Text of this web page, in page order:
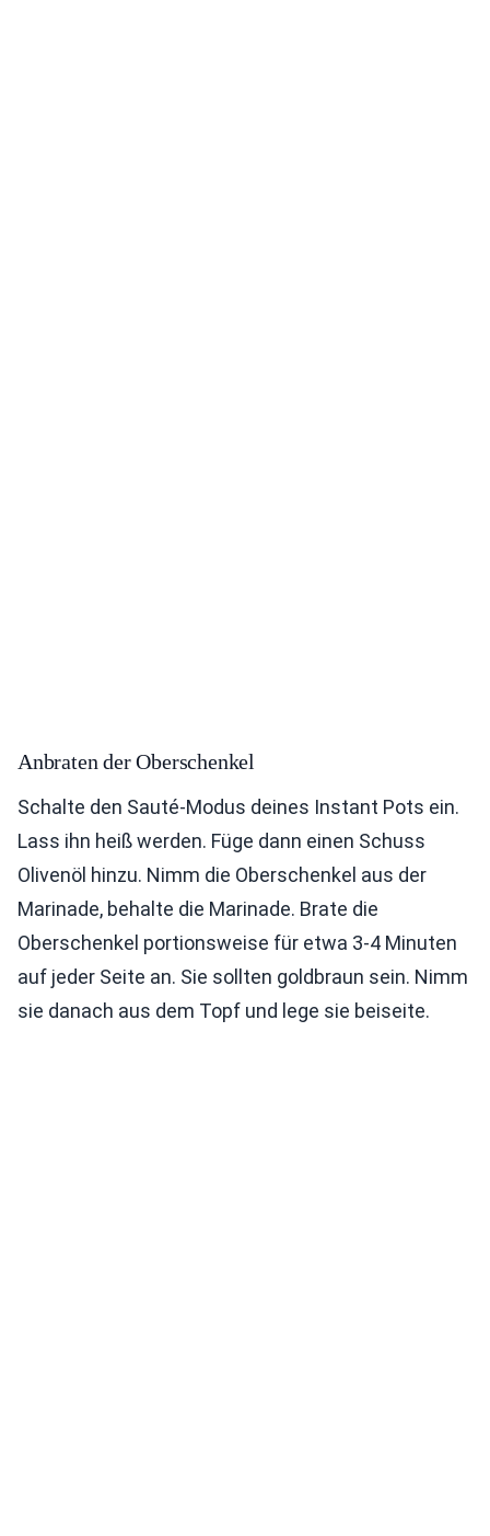
Anbraten der Oberschenkel
Schalte den Sauté-Modus deines Instant Pots ein.
Lass ihn heiß werden. Füge dann einen Schuss
Olivenöl hinzu. Nimm die Oberschenkel aus der
Marinade, behalte die Marinade. Brate die
Oberschenkel portionsweise für etwa 3-4 Minuten
auf jeder Seite an. Sie sollten goldbraun sein. Nimm
sie danach aus dem Topf und lege sie beiseite.